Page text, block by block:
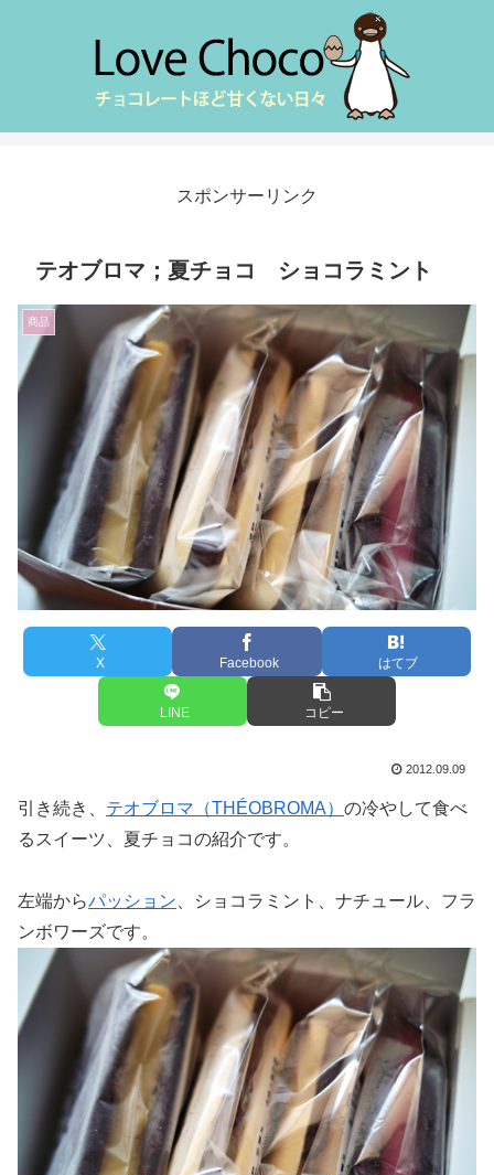
スポンサーリンク
テオブロマ；夏チョコ ショコラミント
商品
X Facebook はてブ
LINE コピー
2012.09.09
引き続き、 テオブロマ（THÉOBROMA） の冷やして食べ
るスイーツ、夏チョコの紹介です。
左端からパッション 、ショコラミント、ナチュール、フラ
ンボワーズです。